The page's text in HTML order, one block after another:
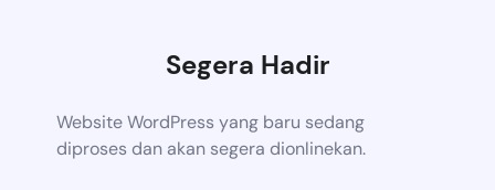
Segera Hadir
Website WordPress yang baru sedang
diproses dan akan segera dionlinekan.